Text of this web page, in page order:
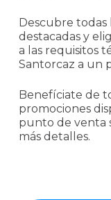
Descubre todas
destacadas y
a las requisitos
Santorcaz a un
Benefíciate de
promociones
punto de venta
más detalles.